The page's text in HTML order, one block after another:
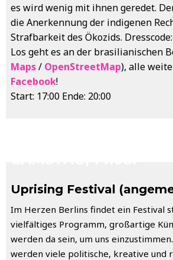
es wird wenig mit ihnen geredet.
die Anerkennung der indigenen
Strafbarkeit des Ökozids.
Los geht es an der brasilianischen
Maps/ OpenStreetMap), alle
Facebook!
Start: 17:00 Ende: 20:00
Uprising Festival
Im Herzen Berlins findet ein Festival
vielfältiges Programm, großartige
werden da sein, um uns
werden viele politische, kreative und